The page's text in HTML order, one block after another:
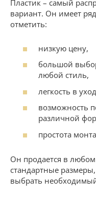
Пластик – самый
вариант. Он имеет
отметить:
низкую цену,
большой
любой стиль,
легкость в
возможность
различной
простота
Он продается в
стандартные
выбрать